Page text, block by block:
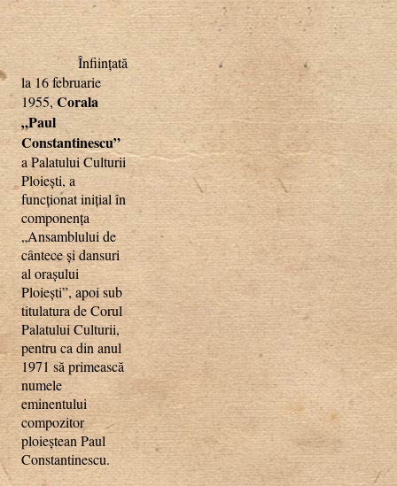
Înfiinţată
la 16 februarie
1955,Corala
„Paul
Constantinescu”
a Palatului Culturii
Ploieşti, a
funcţionat iniţial în
componenţa
„Ansamblului de
cântece şi dansuri
al oraşului
Ploieşti”, apoi sub
titulatura de Corul
Palatului Culturii,
pentru ca din anul
1971 să primească
numele
eminentului
compozitor
ploieştean Paul
Constantinescu.